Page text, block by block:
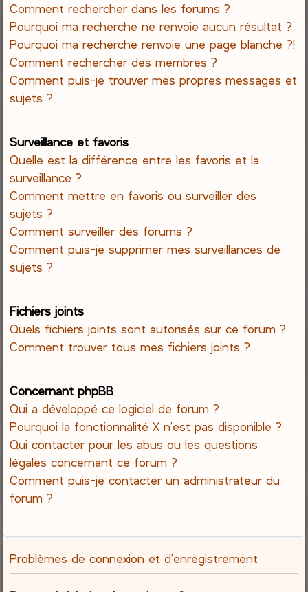
Comment rechercher dans les forums ?
Pourquoi ma recherche ne renvoie aucun résultat ?
Pourquoi ma recherche renvoie une page blanche ?!
Comment rechercher des membres ?
Comment puis-je trouver mes propres messages et
sujets ?
Surveillance et favoris
Quelle est la différence entre les favoris et la
surveillance ?
Comment mettre en favoris ou surveiller des
sujets ?
Comment surveiller des forums ?
Comment puis-je supprimer mes surveillances de
sujets ?
Fichiers joints
Quels fichiers joints sont autorisés sur ce forum ?
Comment trouver tous mes fichiers joints ?
Concernant phpBB
Qui a développé ce logiciel de forum ?
Pourquoi la fonctionnalité X n’est pas disponible ?
Qui contacter pour les abus ou les questions
légales concernant ce forum ?
Comment puis-je contacter un administrateur du
forum ?
Problèmes de connexion et d’enregistrement